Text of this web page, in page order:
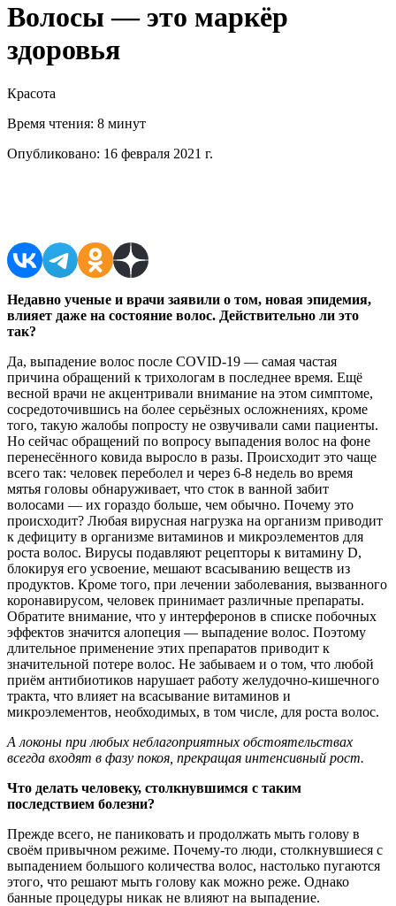
Волосы — это маркёр
здоровья
Красота
Время чтения: 8 минут
Опубликовано: 16 февраля 2021 г.
Недавно ученые и врачи заявили о том, новая эпидемия,
влияет даже на состояние волос. Действительно ли это
так?
Да, выпадение волос после COVID-19 — самая частая
причина обращений к трихологам в последнее время. Ещё
весной врачи не акцентривали внимание на этом симптоме,
сосредоточившись на более серьёзных осложнениях, кроме
того, такую жалобы попросту не озвучивали сами пациенты.
Но сейчас обращений по вопросу выпадения волос на фоне
перенесённого ковида выросло в разы. Происходит это чаще
всего так: человек переболел и через 6-8 недель во время
мятья головы обнаруживает, что сток в ванной забит
волосами — их гораздо больше, чем обычно. Почему это
происходит? Любая вирусная нагрузка на организм приводит
к дефициту в организме витаминов и микроэлементов для
роста волос. Вирусы подавляют рецепторы к витамину D,
блокируя его усвоение, мешают всасыванию веществ из
продуктов. Кроме того, при лечении заболевания, вызванного
коронавирусом, человек принимает различные препараты.
Обратите внимание, что у интерферонов в списке побочных
эффектов значится алопеция — выпадение волос. Поэтому
длительное применение этих препаратов приводит к
значительной потере волос. Не забываем и о том, что любой
приём антибиотиков нарушает работу желудочно-кишечного
тракта, что влияет на всасывание витаминов и
микроэлементов, необходимых, в том числе, для роста волос.
А локоны при любых неблагоприятных обстоятельствах
всегда входят в фазу покоя, прекращая интенсивный рост.
Что делать человеку, столкнувшимся с таким
последствием болезни?
Прежде всего, не паниковать и продолжать мыть голову в
своём привычном режиме. Почему-то люди, столкнувшиеся с
выпадением большого количества волос, настолько пугаются
этого, что решают мыть голову как можно реже. Однако
банные процедуры никак не влияют на выпадение.